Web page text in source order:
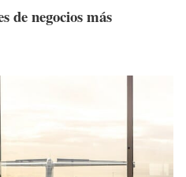
de negocios más